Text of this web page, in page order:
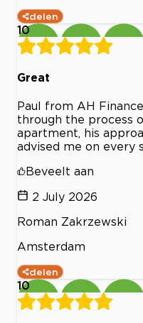
delen
10
Great
Paul from AH
through the process
apartment, his
advised me on every
Beveelt aan
2 July 2026
Roman Zakrzewski
Amsterdam
delen
10